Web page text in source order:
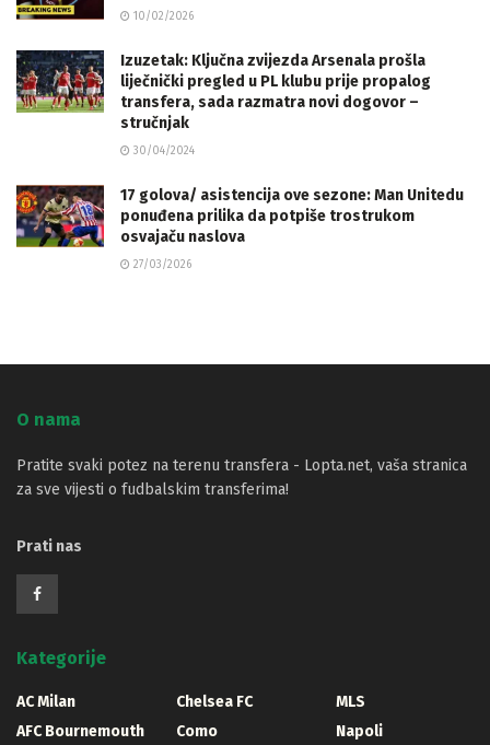
10/02/2026
Izuzetak: Ključna zvijezda Arsenala prošla
liječnički pregled u PL klubu prije propalog
transfera, sada razmatra novi dogovor –
stručnjak
30/04/2024
17 golova/ asistencija ove sezone: Man Unitedu
ponuđena prilika da potpiše trostrukom
osvajaču naslova
27/03/2026
O nama
Pratite svaki potez na terenu transfera - Lopta.net, vaša stranica
za sve vijesti o fudbalskim transferima!
Prati nas
Kategorije
AC Milan
AFC Bournemouth
Chelsea FC
Como
MLS
Napoli